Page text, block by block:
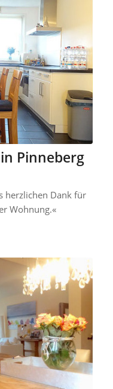
Pinneberg
herzlichen Dank für
Wohnung.«